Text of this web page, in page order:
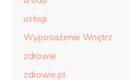
usługi
Wyposażenie Wnętrz
zdrowie
zdrowie.pl